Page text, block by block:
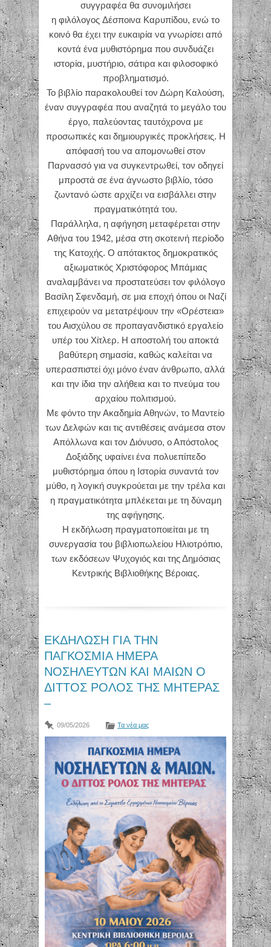
συγγραφέα θα συνομιλήσει
η φιλόλογος Δέσποινα Καρυπίδου, ενώ το
κοινό θα έχει την ευκαιρία να γνωρίσει από
κοντά ένα μυθιστόρημα που συνδυάζει
ιστορία, μυστήριο, σάτιρα και φιλοσοφικό
προβληματισμό.
Το βιβλίο παρακολουθεί τον Δώρη Καλούση,
έναν συγγραφέα που αναζητά το μεγάλο του
έργο, παλεύοντας ταυτόχρονα με
προσωπικές και δημιουργικές προκλήσεις. Η
απόφασή του να απομονωθεί στον
Παρνασσό για να συγκεντρωθεί, τον οδηγεί
μπροστά σε ένα άγνωστο βιβλίο, τόσο
ζωντανό ώστε αρχίζει να εισβάλλει στην
πραγματικότητά του.
Παράλληλα, η αφήγηση μεταφέρεται στην
Αθήνα του 1942, μέσα στη σκοτεινή περίοδο
της Κατοχής. Ο απότακτος δημοκρατικός
αξιωματικός Χριστόφορος Μπάμιας
αναλαμβάνει να προστατεύσει τον φιλόλογο
Βασίλη Σφενδαμή, σε μια εποχή όπου οι Ναζί
επιχειρούν να μετατρέψουν την «Ορέστεια»
του Αισχύλου σε προπαγανδιστικό εργαλείο
υπέρ του Χίτλερ. Η αποστολή του αποκτά
βαθύτερη σημασία, καθώς καλείται να
υπερασπιστεί όχι μόνο έναν άνθρωπο, αλλά
και την ίδια την αλήθεια και το πνεύμα του
αρχαίου πολιτισμού.
Με φόντο την Ακαδημία Αθηνών, το Μαντείο
των Δελφών και τις αντιθέσεις ανάμεσα στον
Απόλλωνα και τον Διόνυσο, ο Απόστολος
Δοξιάδης υφαίνει ένα πολυεπίπεδο
μυθιστόρημα όπου η Ιστορία συναντά τον
μύθο, η λογική συγκρούεται με την τρέλα και
η πραγματικότητα μπλέκεται με τη δύναμη
της αφήγησης.
Η εκδήλωση πραγματοποιείται με τη
συνεργασία του βιβλιοπωλείου Ηλιοτρόπιο,
των εκδόσεων Ψυχογιός και της Δημόσιας
Κεντρικής Βιβλιοθήκης Βέροιας.
ΕΚΔΗΛΩΣΗ ΓΙΑ ΤΗΝ
ΠΑΓΚΟΣΜΙΑ ΗΜΕΡΑ
ΝΟΣΗΛΕΥΤΩΝ ΚΑΙ ΜΑΙΩΝ Ο
ΔΙΤΤΟΣ ΡΟΛΟΣ ΤΗΣ ΜΗΤΕΡΑΣ
–
09/05/2026 Τα νέα μας